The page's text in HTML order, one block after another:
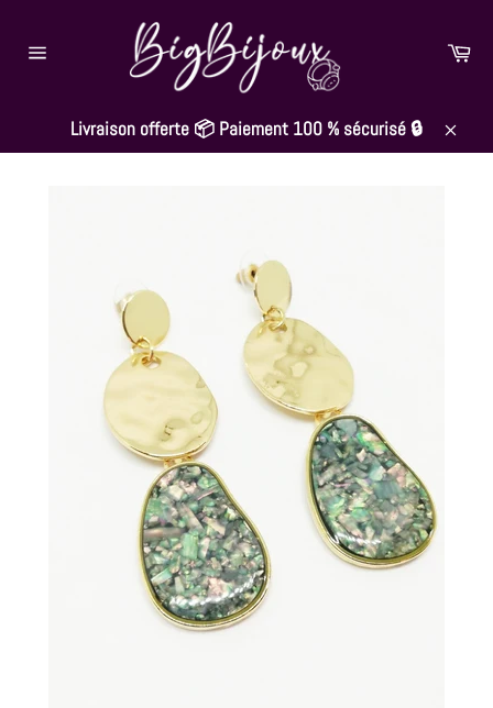
contenu
Livraison offerte 📦 Paiement 100 % sécurisé 🔒
Close